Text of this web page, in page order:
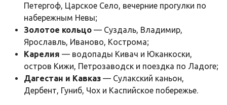
Петергоф, Царское Село, вечерние прогулки по
набережным Невы;
Золотое кольцо — Суздаль, Владимир,
Ярославль, Иваново, Кострома;
Карелия — водопады Кивач и Юканкоски,
остров Кижи, Петрозаводск и поездка по Ладоге;
Дагестан и Кавказ — Сулакский каньон,
Дербент, Гуниб, Чох и Каспийское побережье.